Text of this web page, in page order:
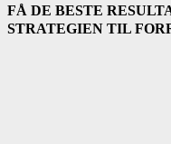
FÅ DE BESTE
STRATEGIEN TIL